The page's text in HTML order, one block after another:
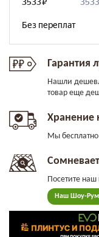
Гарантия
Нашли
товар еще
Хранение
Мы
Посетите
Наш Шоу-Рум